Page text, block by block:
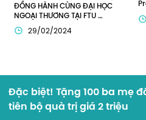
ĐỒNG HÀNH CÙNG ĐẠI HỌC
NGOẠI THƯƠNG TẠI FTU
INTERNSHIP CONNECT 2023
29/02/2024
Việt
Đặc biệt! Tặng 100 ba mẹ
tiên bộ quà trị giá 2 triệu